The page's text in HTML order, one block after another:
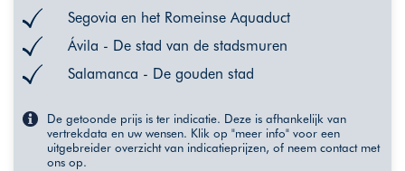
Segovia en het Romeinse Aquaduct
Ávila - De stad van de stadsmuren
Salamanca - De gouden stad
De getoonde prijs is ter indicatie. Deze is afhankelijk van
vertrekdata en uw wensen. Klik op "meer info" voor een
uitgebreider overzicht van indicatieprijzen, of neem contact met
ons op.